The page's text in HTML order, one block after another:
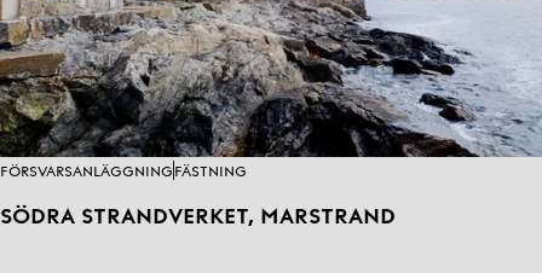
FÖRSVARSANLÄGGNING FÄSTNING
SÖDRA STRANDVERKET, MARSTRAND